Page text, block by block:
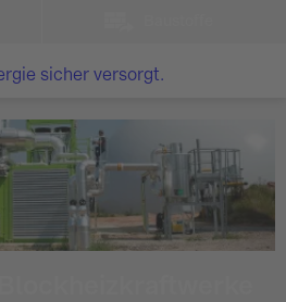
sicher versorgt.